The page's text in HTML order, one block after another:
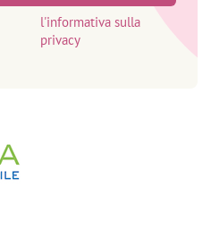
l'informativa sulla
privacy